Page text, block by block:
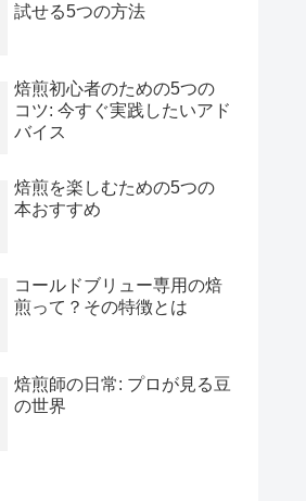
試せる5つの方法
焙煎初心者のための5つの
コツ: 今すぐ実践したいアド
バイス
焙煎を楽しむための5つの
本おすすめ
コールドブリュー専用の焙
煎って？その特徴とは
焙煎師の日常: プロが見る豆
の世界